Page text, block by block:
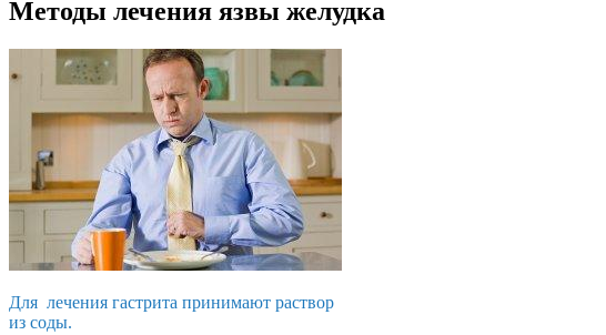
Методы лечения язвы желудка
Для лечения гастрита принимают раствор
из соды.